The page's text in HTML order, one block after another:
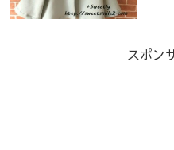
スポン